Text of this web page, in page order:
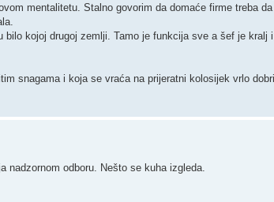
mentalitetu. Stalno govorim da domaće firme treba
kojoj drugoj zemlji. Tamo je funkcija sve a šef je kralj
snagama i koja se vraća na prijeratni kolosijek vrlo
nadzornom odboru. Nešto se kuha izgleda.